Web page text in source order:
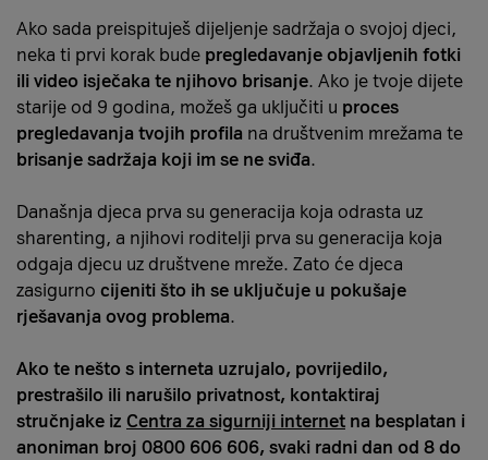
Ako sada preispituješ dijeljenje sadržaja o svojoj djeci,
neka ti prvi korak bude pregledavanje objavljenih fotki
ili video isječaka te njihovo brisanje. Ako je tvoje dijete
starije od 9 godina, možeš ga uključiti u proces
pregledavanja tvojih profila na društvenim mrežama te
brisanje sadržaja koji im se ne sviđa.
Današnja djeca prva su generacija koja odrasta uz
sharenting, a njihovi roditelji prva su generacija koja
odgaja djecu uz društvene mreže. Zato će djeca
zasigurno cijeniti što ih se uključuje u pokušaje
rješavanja ovog problema.
Ako te nešto s interneta uzrujalo, povrijedilo,
prestrašilo ili narušilo privatnost, kontaktiraj
stručnjake iz Centra za sigurniji internet na besplatan i
anoniman broj 0800 606 606, svaki radni dan od 8 do